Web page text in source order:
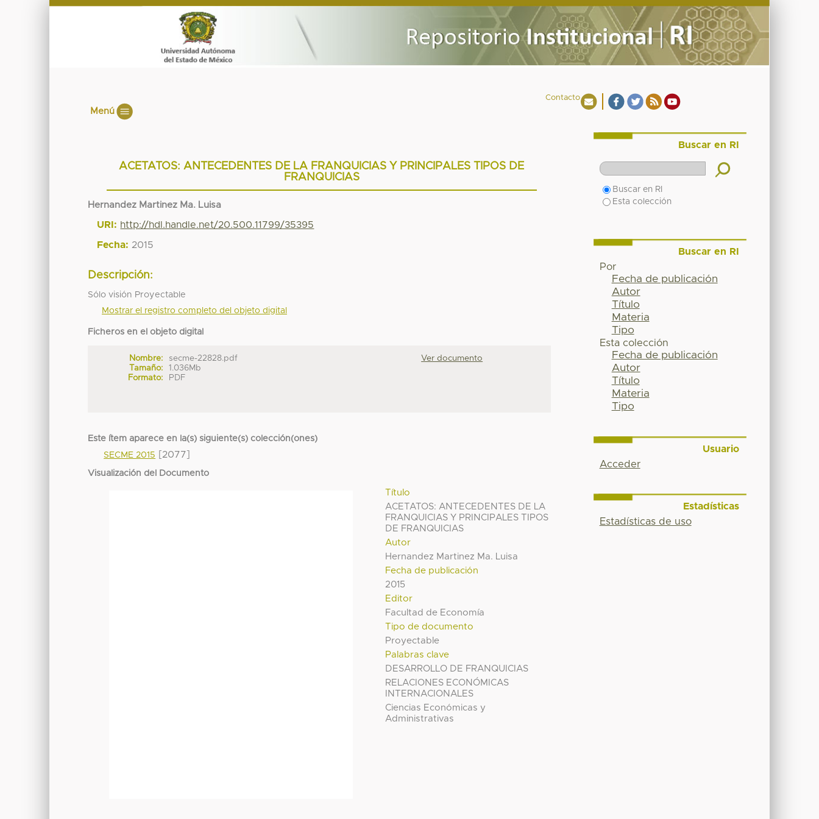
Contacto
Menú
ACETATOS: ANTECEDENTES DE LA FRANQUICIAS Y PRINCIPALES TIPOS DE
FRANQUICIAS
Hernandez Martinez Ma. Luisa
URI: http://hdl.handle.net/20.500.11799/35395
Fecha: 2015
Descripción:
Sólo visión Proyectable
Mostrar el registro completo del objeto digital
Ficheros en el objeto digital
Nombre:
secme-22828.pdf
Tamaño:
1.036Mb
Formato:
PDF
Ver documento
Este ítem aparece en la(s) siguiente(s) colección(ones)
SECME 2015
[2077]
Visualización del Documento
Título
ACETATOS: ANTECEDENTES DE LA
FRANQUICIAS Y PRINCIPALES TIPOS
DE FRANQUICIAS
Autor
Hernandez Martinez Ma. Luisa
Fecha de publicación
2015
Editor
Facultad de Economía
Tipo de documento
Proyectable
Palabras clave
DESARROLLO DE FRANQUICIAS
RELACIONES ECONÓMICAS
INTERNACIONALES
Ciencias Económicas y
Administrativas
Buscar en RI
Buscar en RI
Esta colección
Buscar en RI
Por
Fecha de publicación
Autor
Título
Materia
Tipo
Esta colección
Fecha de publicación
Autor
Título
Materia
Tipo
Usuario
Acceder
Estadísticas
Estadísticas de uso